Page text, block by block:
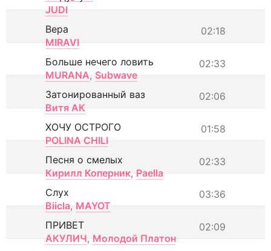
JUDI
02:18
Вера
MIRAVI
02:33
Больше нечего ловить
MURANA, Subwave
02:06
Затонированный ваз
Витя АК
01:58
ХОЧУ ОСТРОГО
POLINA CHILI
02:33
Песня о смелых
Кирилл Коперник, Paella
03:36
Слух
Biicla, MAYOT
02:09
ПРИВЕТ
АКУЛИЧ, Молодой Платон